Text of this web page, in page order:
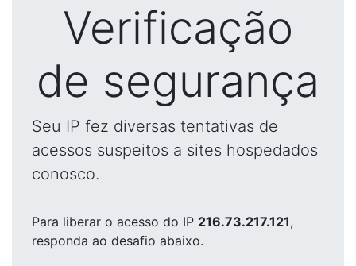
Verificação
de segurança
Seu IP fez diversas tentativas de
acessos suspeitos a sites hospedados
conosco.
Para liberar o acesso do IP 216.73.217.121,
responda ao desafio abaixo.